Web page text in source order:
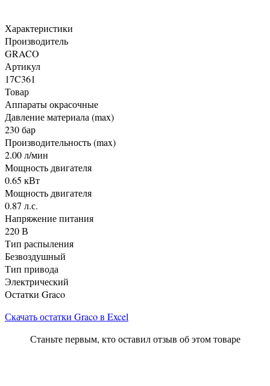
Характеристики
Производитель
GRACO
Артикул
17C361
Товар
Аппараты окрасочные
Давление материала (max)
230 бар
Производительность (max)
2.00 л/мин
Мощность двигателя
0.65 кВт
Мощность двигателя
0.87 л.с.
Напряжение питания
220 В
Тип распыления
Безвоздушный
Тип привода
Электрический
Остатки Graco
Скачать остатки Graco в Excel
Станьте первым, кто оставил отзыв об этом товаре